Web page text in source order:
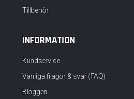
Tillbehör
INFORMATION
Kundservice
Vanliga frågor & svar (FAQ)
Bloggen